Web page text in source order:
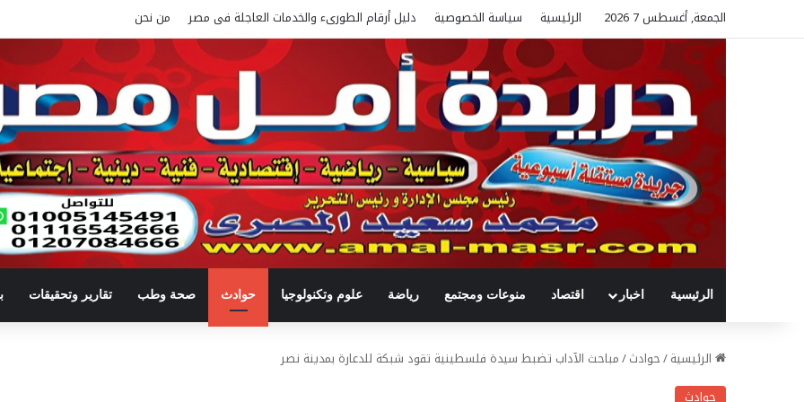
الجمعة, أغسطس 7 2026 الرئيسية سياسة الخصوصية دليل أرقام الطورىء والخدمات العاجلة فى مصر من نحن
الرئيسية اخبار اقتصاد منوعات ومجتمع رياضة علوم وتكنولوجيا حوادث صحة وطب تقارير وتحقيقات
الرئيسية/حوادث/مباحث الآداب تضبط سيدة فلسطينية تقود شبكة للدعارة بمدينة نصر
حوادث